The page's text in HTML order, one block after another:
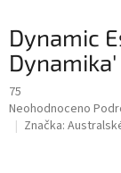
Dynamic
75
Průměrné
hodnocení
Neohodnoceno
Značka: